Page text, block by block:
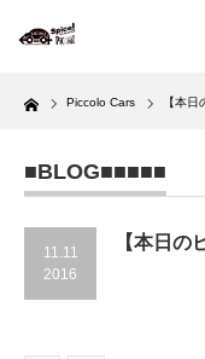
Home Piccolo Cars 【本日
■BLOG■■■■■
11.11
2016
【本日の